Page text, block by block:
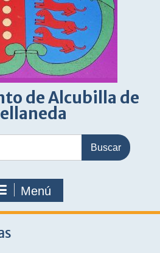
de Alcubilla de
Menú